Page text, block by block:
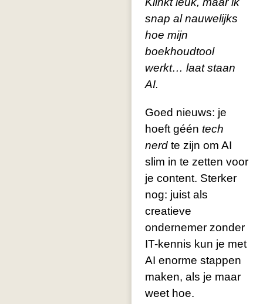
snap al nauwelijks
hoe mijn
boekhoudtool
werkt… laat staan
AI.
Goed nieuws: je
hoeft gééntech
nerd te zijn om AI
slim in te zetten voor
je content. Sterker
nog: juist als
creatieve
ondernemer zonder
IT-kennis kun je met
AI enorme stappen
maken, als je maar
weet hoe.